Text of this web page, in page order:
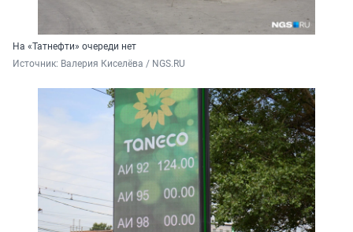
На «Татнефти» очереди нет
Источник: Валерия Киселёва / NGS.RU